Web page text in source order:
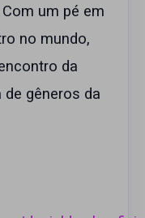
um pé em
no mundo,
da
gêneros da